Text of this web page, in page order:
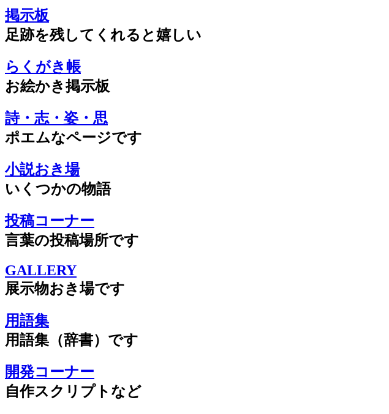
掲示板
足跡を残してくれると嬉しい
らくがき帳
お絵かき掲示板
詩・志・姿・思
ポエムなページです
小説おき場
いくつかの物語
投稿コーナー
言葉の投稿場所です
GALLERY
展示物おき場です
用語集
用語集（辞書）です
開発コーナー
自作スクリプトなど